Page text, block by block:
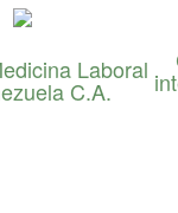
presta servicios de
investigación
Laboral
C.A.